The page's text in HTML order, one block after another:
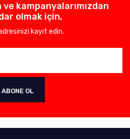
kampanyalarımızdan
olmak için,
kayıt edin.
ABONE OL